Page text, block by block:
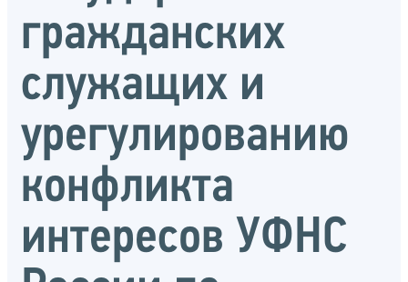
гражданских
служащих и
урегулированию
конфликта
интересов УФНС